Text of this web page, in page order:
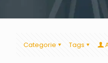
Categorie Tags